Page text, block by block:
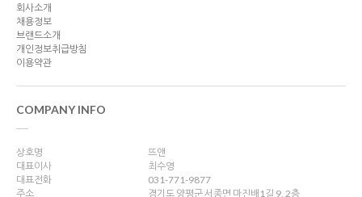
회사소개
채용정보
브랜드소개
개인정보취급방침
이용약관
COMPANY INFO
상호명
뜨앤
대표이사
최수영
대표전화
031-771-9877
주소
경기도 양평군 서종면 마진배1길 9, 2층